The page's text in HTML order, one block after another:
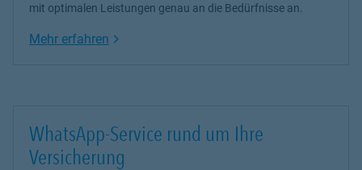
mit optimalen Leistungen genau an die Bedürfnisse an.
Mehr erfahren Link Opens in New Tab
WhatsApp-Service rund um Ihre
Versicherung